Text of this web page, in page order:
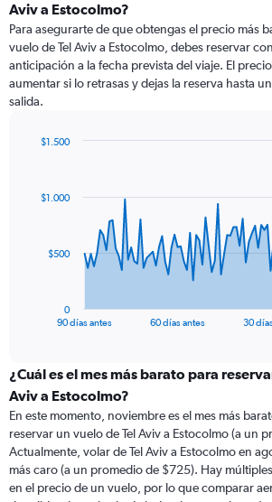
Aviv a Estocolmo?
Para asegurarte de que obtengas el precio más
vuelo de Tel Aviv a Estocolmo, debes reservar
anticipación a la fecha prevista del viaje. El
aumentar si lo retrasas y dejas la reserva hasta
salida.
data
The
categories.
Range:
categories.
The
chart
has
1
90 días antes 60 días antes 30
0
$500
$1.000
$1.500
¿Cuál es el mes más barato para
Aviv a Estocolmo?
En este momento, noviembre es el mes más
reservar un vuelo de Tel Aviv a Estocolmo (a un
Actualmente, volar de Tel Aviv a Estocolmo en
más caro (a un promedio de $725). Hay
en el precio de un vuelo, por lo que comparar